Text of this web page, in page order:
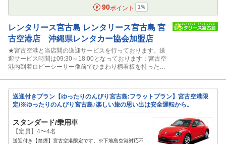
90ポイント 1%
レンタリース宮古島 レンタリース宮古島 宮
古空港店 沖縄県レンタカー協会加盟店
★宮古空港と当店間の送迎サービスを行っております。送
迎サービス時間は09:30～18:00となっております：宮古空
港内到着ロビーシーサー像前でひまわり柄看板を持ったス
送迎付きプラン【ゆったりのんびり宮古島:フラットプラン】宮古空港限
定/※ゆったりのんびり宮古島♪楽しい旅の思い出は安全運転から。
スタンダード/乗用車
【定員】4〜4名
送迎付き【禁煙】宮古空港限定です。※下地島空港対応不